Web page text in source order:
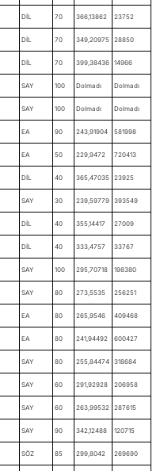
DİL 70 366,13862 23752
DİL 70 349,20975 28850
DİL 70 399,38436 14966
SAY 100 Dolmadı Dolmadı
SAY 100 Dolmadı Dolmadı
EA 90 243,91904 581998
EA 50 229,9472 720413
DİL 40 365,47035 23925
SAY 30 239,59779 393549
DİL 40 355,14417 27009
DİL 40 333,4757 33767
SAY 100 295,70718 198380
SAY 80 273,5535 256251
EA 80 265,9546 409468
EA 80 241,94492 600427
SAY 80 255,84474 318684
SAY 60 291,92928 206958
SAY 60 263,99532 287615
SAY 90 342,12488 120715
SÖZ 85 299,8042 269690